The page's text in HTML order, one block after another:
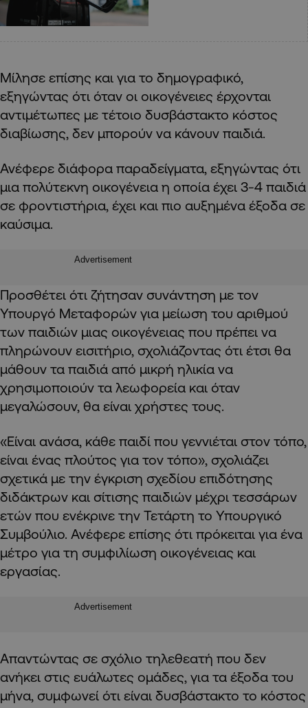
Μίλησε επίσης και για το δημογραφικό,
εξηγώντας ότι όταν οι οικογένειες έρχονται
αντιμέτωπες με τέτοιο δυσβάστακτο κόστος
διαβίωσης, δεν μπορούν να κάνουν παιδιά.
Ανέφερε διάφορα παραδείγματα, εξηγώντας ότι
μια πολύτεκνη οικογένεια η οποία έχει 3-4 παιδιά
σε φροντιστήρια, έχει και πιο αυξημένα έξοδα σε
καύσιμα.
Advertisement
Προσθέτει ότι ζήτησαν συνάντηση με τον
Υπουργό Μεταφορών για μείωση του αριθμού
των παιδιών μιας οικογένειας που πρέπει να
πληρώνουν εισιτήριο, σχολιάζοντας ότι έτσι θα
μάθουν τα παιδιά από μικρή ηλικία να
χρησιμοποιούν τα λεωφορεία και όταν
μεγαλώσουν, θα είναι χρήστες τους.
«Είναι ανάσα, κάθε παιδί που γεννιέται στον τόπο,
είναι ένας πλούτος για τον τόπο», σχολιάζει
σχετικά με την έγκριση σχεδίου επιδότησης
διδάκτρων και σίτισης παιδιών μέχρι τεσσάρων
ετών που ενέκρινε την Τετάρτη το Υπουργικό
Συμβούλιο. Ανέφερε επίσης ότι πρόκειται για ένα
μέτρο για τη συμφιλίωση οικογένειας και
εργασίας.
Advertisement
Απαντώντας σε σχόλιο τηλεθεατή που δεν
ανήκει στις ευάλωτες ομάδες, για τα έξοδα του
μήνα, συμφωνεί ότι είναι δυσβάστακτο το κόστος